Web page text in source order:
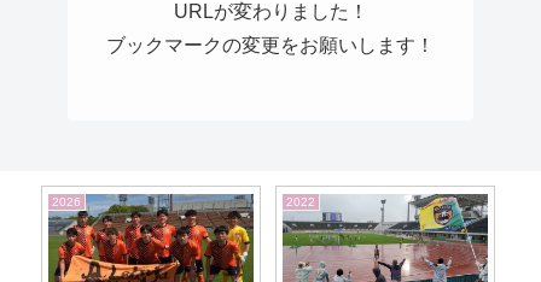
URLが変わりました！
ブックマークの変更をお願いします！
2026 2026